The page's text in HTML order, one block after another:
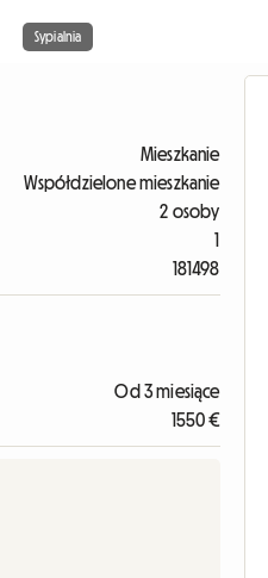
Sypialnia
Mieszkanie
Współdzielone mieszkanie
2 osoby
1
181498
Od 3 miesiące
1550 €